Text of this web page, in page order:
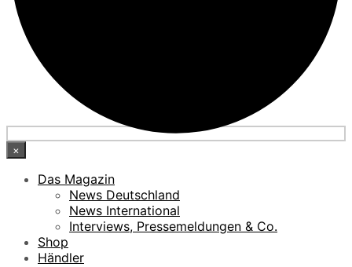
×
Das Magazin
News Deutschland
News International
Interviews, Pressemeldungen & Co.
Shop
Händler